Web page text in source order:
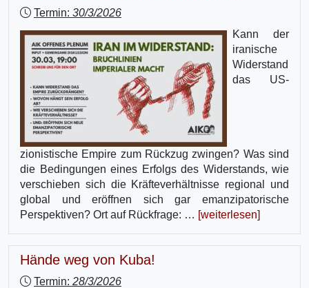
Termin: 30/3/2026
Kann der
iranische
Widerstand
das US-
zionistische Empire zum Rückzug zwingen? Was sind
die Bedingungen eines Erfolgs des Widerstands, wie
verschieben sich die Kräfteverhältnisse regional und
global und eröffnen sich gar emanzipatorische
Perspektiven? Ort auf Rückfrage: … [weiterlesen]
Hände weg von Kuba!
Termin: 28/3/2026